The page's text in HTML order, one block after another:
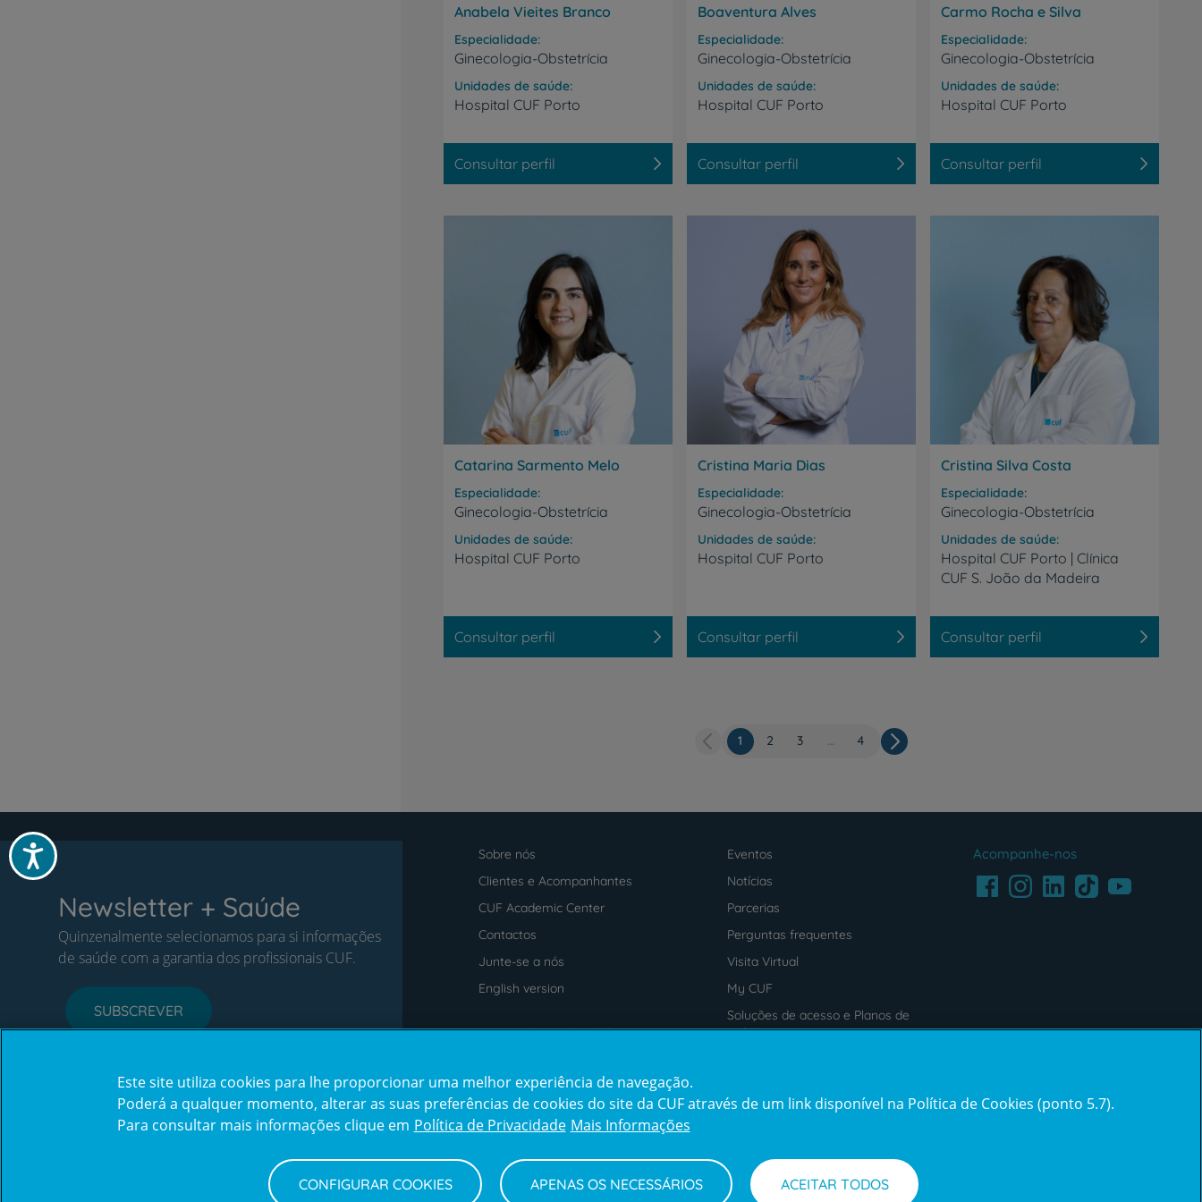
Acessibilidade
Sobre nós
Contacte-nos
Anabela Vieites Branco
Especialidade
Ginecologia-Obstetrícia
Unidades de saúde
Hospital CUF Porto
Consultar perfil
Boaventura Alves
Especialidade
Ginecologia-Obstetrícia
Unidades de saúde
Hospital CUF Porto
Consultar perfil
Carmo Rocha e Silva
Especialidade
Ginecologia-Obstetrícia
Unidades de saúde
Hospital CUF Porto
Consultar perfil
Catarina Sarmento Melo
Especialidade
Ginecologia-Obstetrícia
Unidades de saúde
Hospital CUF Porto
Consultar perfil
Cristina Maria Dias
Especialidade
Ginecologia-Obstetrícia
Unidades de saúde
Hospital CUF Porto
Consultar perfil
Cristina Silva Costa
Especialidade
Ginecologia-Obstetrícia
Unidades de saúde
Hospital CUF Porto | Clínica
CUF S. João da Madeira
Consultar perfil
Página
1 Página
2 Página
3 …
Última
4
Newsletter + Saúde
Quinzenalmente selecionamos para si informações
de saúde com a garantia dos profissionais CUF.
SUBSCREVER
footer
Sobre nós
Eventos
Clientes e Acompanhantes
Notícias
CUF Academic Center
Parcerias
Contactos
Perguntas frequentes
Junte-se a nós
Visita Virtual
English version
My CUF
Intermediação de Crédito
Soluções de acesso e Planos de
saúde
Acompanhe-nos
FacebookInstagramLinkedInTikTokYoutube
Prémios Certificações
Reclamações e Elogios
Este site utiliza cookies para lhe proporcionar uma melhor experiência de navegação.
Poderá a qualquer momento, alterar as suas preferências de cookies do site da CUF através de um link disponível na Política de Cookies (ponto 5.7).
Para consultar mais informações clique em Política de Privacidade Mais Informações
CONFIGURAR COOKIES APENAS OS NECESSÁRIOS ACEITAR TODOS